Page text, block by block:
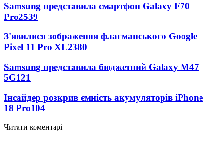
Samsung представила смартфон Galaxy F70
Pro2539
З'явилися зображення флагманського Google
Pixel 11 Pro XL2380
Samsung представила бюджетний Galaxy M47
5G121
Інсайдер розкрив ємність акумуляторів iPhone
18 Pro104
Читати коментарі